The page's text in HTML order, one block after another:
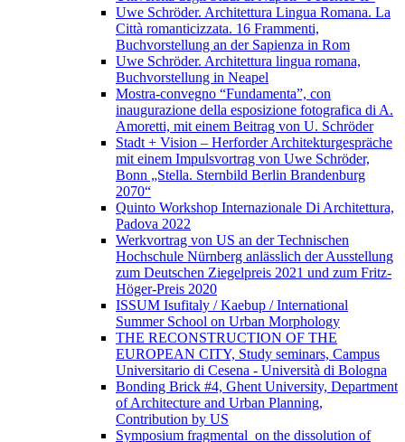
Uwe Schröder. Architettura Lingua Romana. La
Città romanticizzata. 16 Frammenti,
Buchvorstellung an der Sapienza in Rom
Uwe Schröder. Architettura lingua romana,
Buchvorstellung in Neapel
Mostra-convegno “Fundamenta”, con
inaugurazione della esposizione fotografica di A.
Amoretti, mit einem Beitrag von U. Schröder
Stadt + Vision – Herforder Architekturgespräche
mit einem Impulsvortrag von Uwe Schröder,
Bonn „Stella. Sternbild Berlin Brandenburg
2070“
Quinto Workshop Internazionale Di Architettura,
Padova 2022
Werkvortrag von US an der Technischen
Hochschule Nürnberg anlässlich der Ausstellung
zum Deutschen Ziegelpreis 2021 und zum Fritz-
Höger-Preis 2020
ISSUM Isufitaly / Kaebup / International
Summer School on Urban Morphology
THE RECONSTRUCTION OF THE
EUROPEAN CITY, Study seminars, Campus
Universitario di Cesena - Università di Bologna
Bonding Brick #4, Ghent University, Department
of Architecture and Urban Planning,
Contribution by US
Symposium fragmental_on the dissolution of